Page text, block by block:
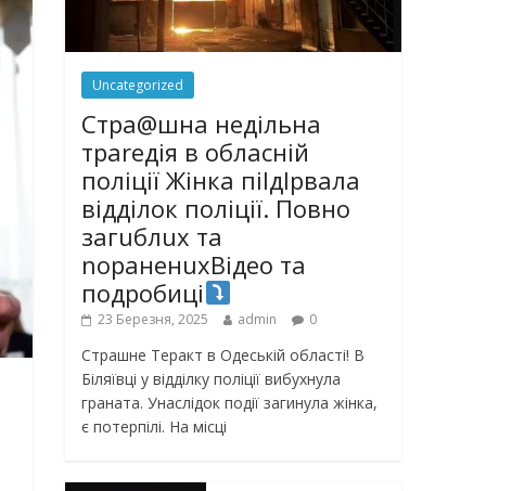
Uncategorized
Стра@шна недільна
траrедія в обласній
поліції Жінка піlдlрвала
відділок поліції. Повно
загuблuх та
nораненuхВідео та
подробиці
23 Березня, 2025 admin 0
Страшне Теракт в Одеській області! В
Біляївці у відділку поліції вибухнула
граната. Унаслідок події загинула жінка,
є потерпілі. На місці